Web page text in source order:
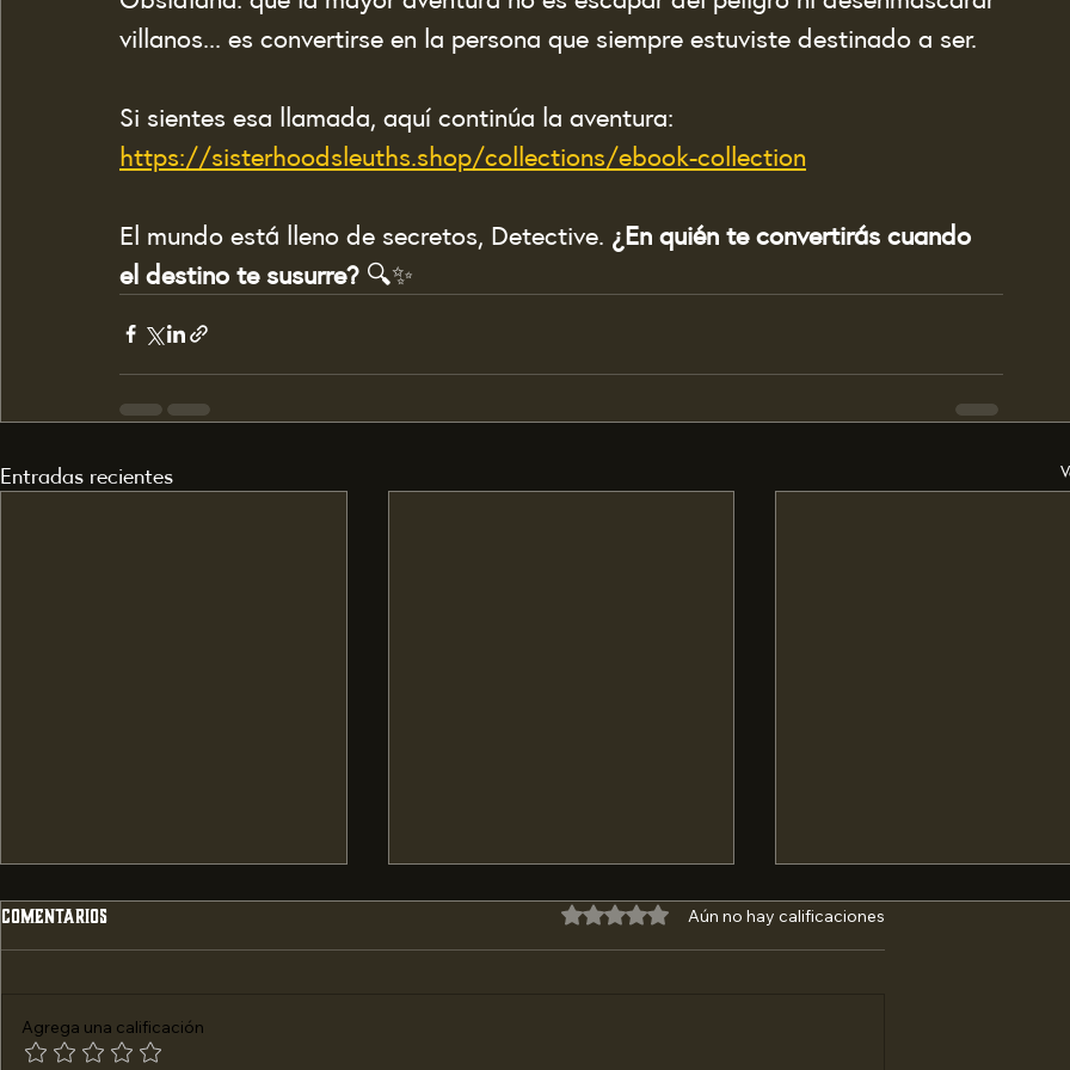
villanos... es convertirse en la persona que siempre estuviste destinado a ser.
Si sientes esa llamada, aquí continúa la aventura:
https://sisterhoodsleuths.shop/collections/ebook-collection
El mundo está lleno de secretos, Detective. ¿En quién te convertirás cuando
el destino te susurre? 🔍✨
Entradas recientes
Comentarios Obtuvo 0 de 5 estrellas.
Aún no hay calificaciones
Agrega una calificación